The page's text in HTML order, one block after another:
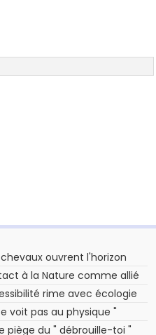
ouvrent l'horizon
à la Nature comme allié
rime avec écologie
voit pas au physique "
piège du " débrouille-toi "